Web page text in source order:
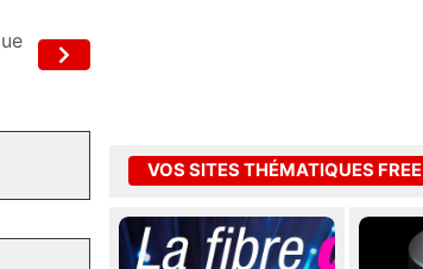
VOS SITES THÉMATIQUES FREE